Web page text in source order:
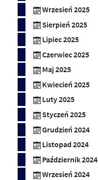
Wrzesień 2025
Sierpień 2025
Lipiec 2025
Czerwiec 2025
Maj 2025
Kwiecień 2025
Luty 2025
Styczeń 2025
Grudzień 2024
Listopad 2024
Październik 2024
Wrzesień 2024